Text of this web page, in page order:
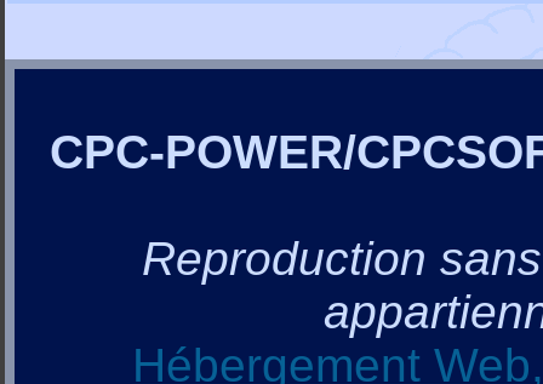
CPC-POWER/
Reproduction
Hébergement